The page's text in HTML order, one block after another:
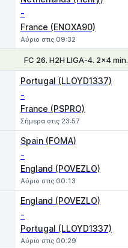
-
France (ENOXA90)
Αύριο στις 09:32
FC 26. H2H LIGA-4. 2x4 min.
Portugal (LLOYD1337)
-
France (PSPRO)
Σήμερα στις 23:57
Spain (FOMA)
-
England (POVEZLO)
Αύριο στις 00:13
England (POVEZLO)
-
Portugal (LLOYD1337)
Αύριο στις 00:29